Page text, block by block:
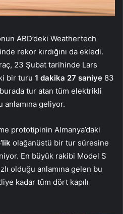
ABD’deki Weathertech
rekor kırdığını da ekledi.
23 Şubat tarihinde Lars
bir turu 1 dakika 27 saniye 83
tur atan tüm elektrikli
anlamına geliyor.
prototipinin Almanya’daki
olağanüstü bir tur süresine
En büyük rakibi Model S
olduğu anlamına gelen bu
kadar tüm dört kapılı